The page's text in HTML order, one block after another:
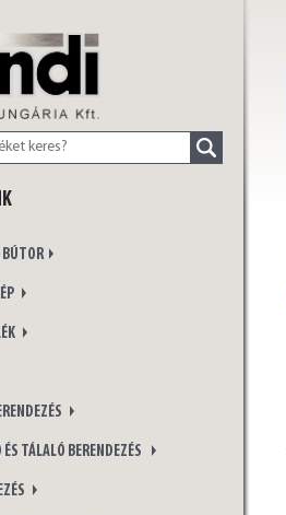
BÚTOR
TÁLALÓ BERENDEZÉS